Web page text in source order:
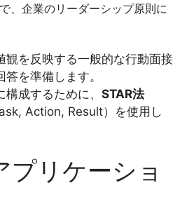
、企業のリーダーシップ原則に
観を反映する一般的な行動面接
を準備します。
成するために、 STAR法
Action, Result）を使用し
プリケーショ